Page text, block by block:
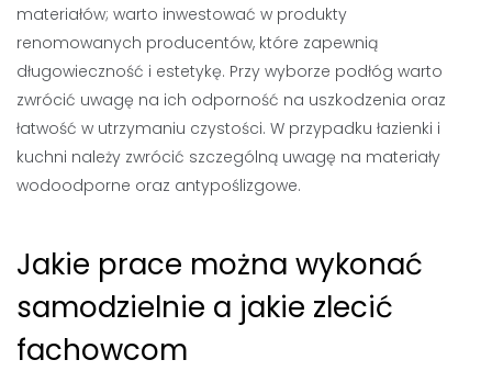
materiałów; warto inwestować w produkty
renomowanych producentów, które zapewnią
długowieczność i estetykę. Przy wyborze podłóg warto
zwrócić uwagę na ich odporność na uszkodzenia oraz
łatwość w utrzymaniu czystości. W przypadku łazienki i
kuchni należy zwrócić szczególną uwagę na materiały
wodoodporne oraz antypoślizgowe.
Jakie prace można wykonać
samodzielnie a jakie zlecić
fachowcom